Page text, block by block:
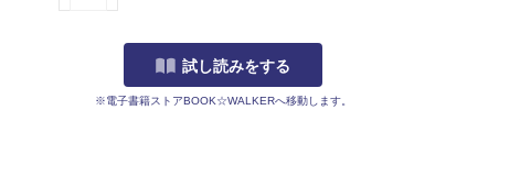
試し読みをする
※電子書籍ストアBOOK☆WALKERへ移動します。